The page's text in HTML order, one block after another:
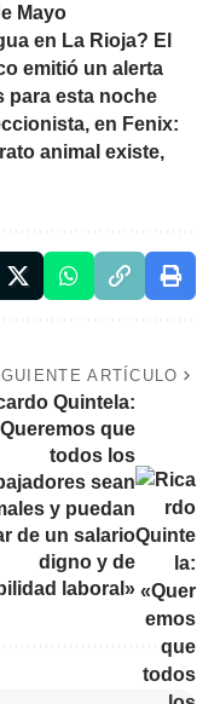
Mayo
en La Rioja? El
emitió un alerta
para esta noche
en Fenix:
animal existe,
ARTÍCULO
Quintela:
que
todos los
sean
y puedan
de un salario
digno y de
laboral»